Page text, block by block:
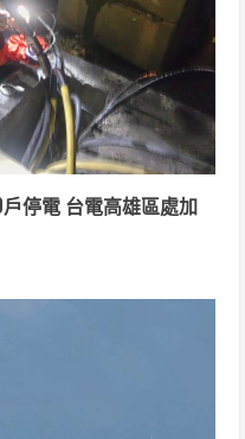
停電 台電高雄區處加